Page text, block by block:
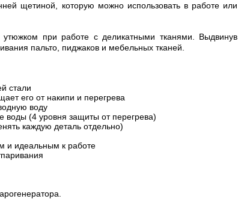
щетиной, которую можно использовать в работе или
при работе с деликатными тканями. Выдвинув
пальто, пиджаков и мебельных тканей.
стали
его от накипи и перегрева
воду
воды (4 уровня защиты от перегрева)
каждую деталь отдельно)
и идеальным к работе